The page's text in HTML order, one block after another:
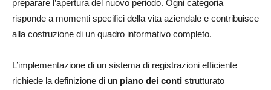
preparare l’apertura del nuovo periodo. Ogni categoria
risponde a momenti specifici della vita aziendale e contribuisce
alla costruzione di un quadro informativo completo.
L’implementazione di un sistema di registrazioni efficiente
richiede la definizione di un piano dei conti strutturato